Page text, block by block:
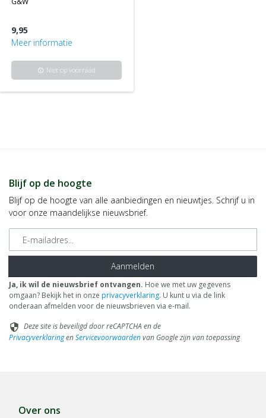
9,95
Meer informatie
info Niet op voorraad
Blijf op de hoogte
Blijf op de hoogte van alle aanbiedingen en nieuwtjes. Schrijf u in
voor onze maandelijkse nieuwsbrief.
E-mailadres
Aanmelden
Ja, ik wil de nieuwsbrief ontvangen. Hoe we met uw gegevens
omgaan? Bekijk het in onze privacyverklaring. U kunt u via de link
onderaan afmelden voor de nieuwsbrieven via e-mail.
security Deze site is beveiligd door reCAPTCHA en de
PrivacyverklaringenServicevoorwaardenvan Google zijn van toepassing
Over ons